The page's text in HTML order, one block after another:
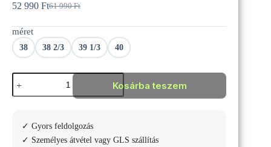
61 990Ft
Original
61
990 Ft.
52 990 FtCurrent
52
990 Ft.
méret
38 38 2/3 39 1/3 40
Wilson
Intrigue
Tour
teniszcipő
mennyiség
Kosárba teszem
✓ Gyors feldolgozás
✓ Személyes átvétel vagy GLS szállítás